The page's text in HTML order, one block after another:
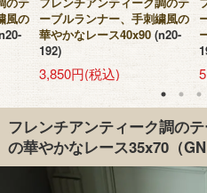
風の
ーブルランナー、手刺繍風の
華やかなレース40x90 (n20-
192)
3,850円(税込)
フレンチアンティーク調の
の華やかなレース35x70（GN